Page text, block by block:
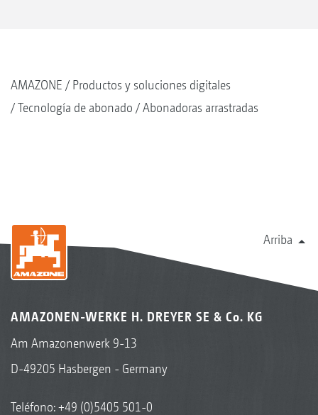
AMAZONE
Productos y soluciones digitales
Tecnología de abonado
Abonadoras arrastradas
Arriba
AMAZONEN-WERKE H. DREYER SE & Co. KG
Am Amazonenwerk 9-13
D-49205 Hasbergen - Germany
Teléfono:+49 (0)5405 501-0